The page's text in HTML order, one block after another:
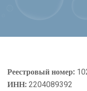
Реестровый номер:
ИНН:2204089392